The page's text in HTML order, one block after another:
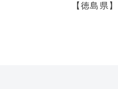
【徳島県